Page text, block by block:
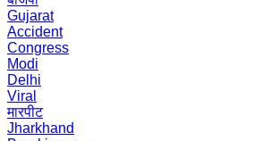
Gujarat
Accident
Congress
Modi
Delhi
Viral
मारपीट
Jharkhand